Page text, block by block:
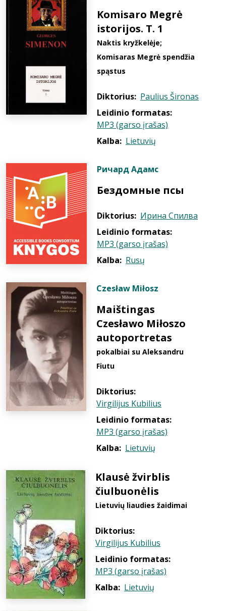
Komisaro Megrė
istorijos. T. 1
Naktis kryžkelėje;
Komisaras Megrė spendžia
spąstus
Diktorius: Paulius Šironas
Leidinio formatas:
MP3 (garso įrašas)
Kalba: Lietuvių
Ричард Адамс
Бездомные псы
Diktorius: Ирина Спилва
Leidinio formatas:
MP3 (garso įrašas)
Kalba: Rusų
Czesław Miłosz
Maištingas
Czesławo Miłoszo
autoportretas
pokalbiai su Aleksandru
Fiutu
Diktorius:
Virgilijus Kubilius
Leidinio formatas:
MP3 (garso įrašas)
Kalba: Lietuvių
Klausė žvirblis
čiulbuonėlis
Lietuvių liaudies žaidimai
Diktorius:
Virgilijus Kubilius
Leidinio formatas:
MP3 (garso įrašas)
Kalba: Lietuvių